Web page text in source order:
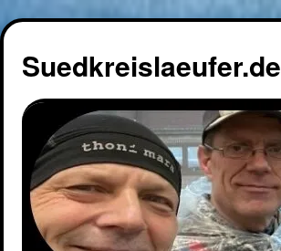
Suedkreislaeufer.de